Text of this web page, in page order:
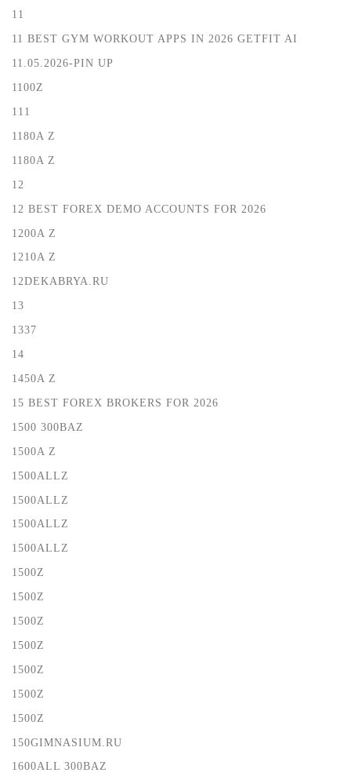
11
11 BEST GYM WORKOUT APPS IN 2026 GETFIT AI
11.05.2026-PIN UP
1100Z
111
1180A Z
1180A Z
12
12 BEST FOREX DEMO ACCOUNTS FOR 2026
1200A Z
1210A Z
12DEKABRYA.RU
13
1337
14
1450A Z
15 BEST FOREX BROKERS FOR 2026
1500 300BAZ
1500A Z
1500ALLZ
1500ALLZ
1500ALLZ
1500ALLZ
1500Z
1500Z
1500Z
1500Z
1500Z
1500Z
1500Z
150GIMNASIUM.RU
1600ALL 300BAZ